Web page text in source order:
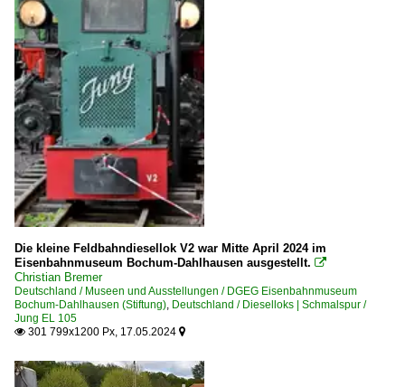
Die kleine Feldbahndiesellok V2 war Mitte April 2024 im
Eisenbahnmuseum Bochum-Dahlhausen ausgestellt. 
Christian Bremer
Deutschland / Museen und Ausstellungen / DGEG Eisenbahnmuseum
Bochum-Dahlhausen (Stiftung), Deutschland / Dieselloks | Schmalspur /
Jung EL 105
 301 799x1200 Px, 17.05.2024 